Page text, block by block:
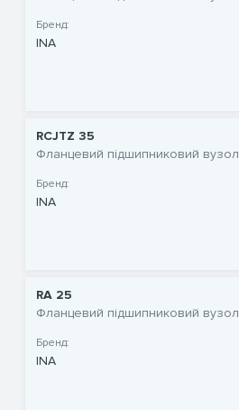
Бренд:
INA
RCJTZ 35
Фланцевий підшипниковий вузол
Бренд:
INA
RA 25
Фланцевий підшипниковий вузол
Бренд:
INA